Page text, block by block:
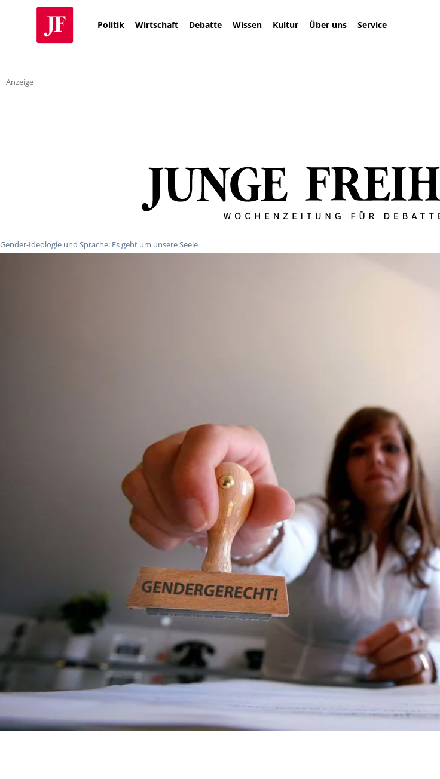
Politik Wirtschaft Debatte Wissen Kultur Über uns Service
Anzeige
Gender-Ideologie und Sprache: Es geht um unsere Seele